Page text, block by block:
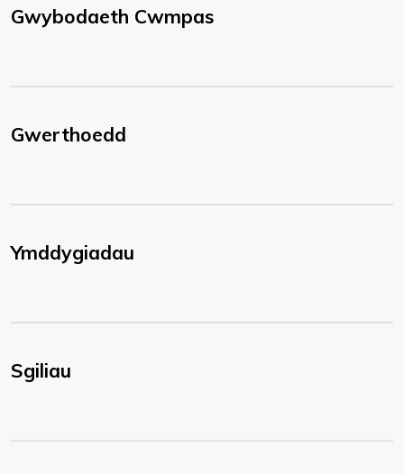
Gwybodaeth Cwmpas
Gwerthoedd
Ymddygiadau
Sgiliau